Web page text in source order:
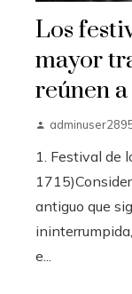
Los
mayor
reúnen
1. Festival de
antiguo que
e...